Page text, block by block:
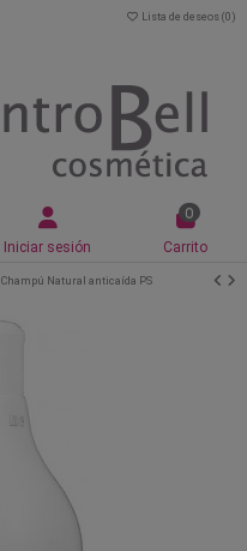
Lista de deseos (0 )
Iniciar sesión
0
Carrito
Champú Natural anticaída PS